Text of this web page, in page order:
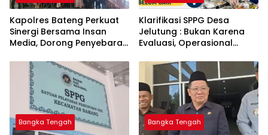
‎Kapolres Bateng Perkuat
Sinergi Bersama Insan
Media, Dorong Penyebaran
Layanan Polri 110
‎Klarifikasi SPPG Desa
Jelutung : Bukan Karena
Evaluasi, Operasional
Dana Banper Belum Cair
Bangka Tengah Bangka Tengah